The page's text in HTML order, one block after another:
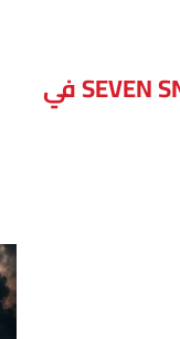
فيلم الأكشن والإثارة SEVEN SNIPERS في